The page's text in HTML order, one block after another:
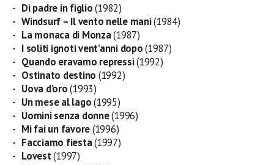
Di padre in figlio(1982)
Windsurf – Il vento nelle mani(1984)
La monaca di Monza(1987)
I soliti ignoti vent’anni dopo(1987)
Quando eravamo repressi(1992)
Ostinato destino (1992)
Uova d’oro(1993)
Un mese al lago(1995)
Uomini senza donne(1996)
Mi fai un favore(1996)
Facciamo fiesta(1997)
Lovest(1997)